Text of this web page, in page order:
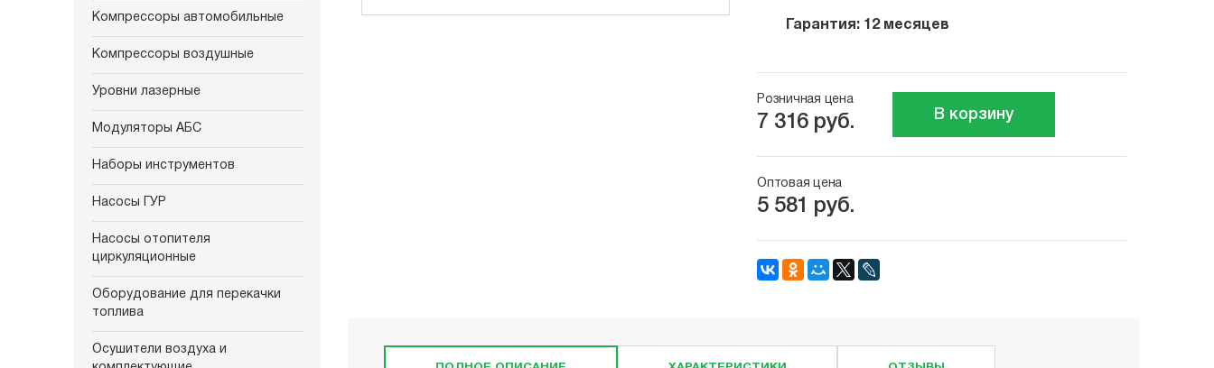
Компрессоры автомобильные
Компрессоры воздушные
Уровни лазерные
Модуляторы АБС
Наборы инструментов
Насосы ГУР
Насосы отопителя
циркуляционные
Оборудование для перекачки
топлива
Осушители воздуха и
Гарантия: 12 месяцев
Розничная цена
7 316 руб. В корзину
Оптовая цена
5 581 руб.